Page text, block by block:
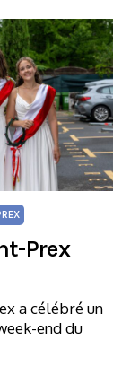
Prex
a célébré un
end du